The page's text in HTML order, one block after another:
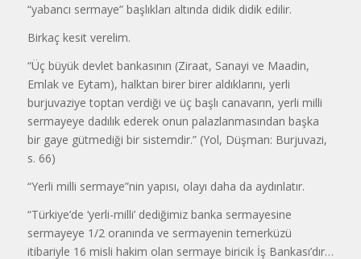
“yabancı sermaye” başlıkları altında didik didik edilir.
Birkaç kesit verelim.
“Üç büyük devlet bankasının (Ziraat, Sanayi ve Maadin,
Emlak ve Eytam), halktan birer birer aldıklarını, yerli
burjuvaziye toptan verdiği ve üç başlı canavarın, yerli milli
sermayeye dadılık ederek onun palaz­lanmasından başka
bir gaye gütmediği bir sistemdir.” (Yol, Düşman: Burjuvazi,
s. 66)
“Yerli milli sermaye”nin yapısı, olayı daha da aydınlatır.
“Türkiye’de ‘yerli-milli’ dediğimiz banka sermayesine
sermayeye 1/2 oranında ve sermayenin temerküzü
itibariyle 16 misli hakim olan sermaye biricik İş Bankası’dır…